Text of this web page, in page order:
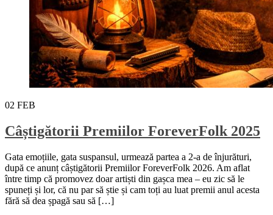
02 FEB
Câștigătorii Premiilor ForeverFolk 2025
Gata emoțiile, gata suspansul, urmează partea a 2-a de înjurături,
după ce anunț câștigătorii Premiilor ForeverFolk 2026. Am aflat
între timp că promovez doar artiști din gașca mea – eu zic să le
spuneți și lor, că nu par să știe și cam toți au luat premii anul acesta
fără să dea șpagă sau să […]